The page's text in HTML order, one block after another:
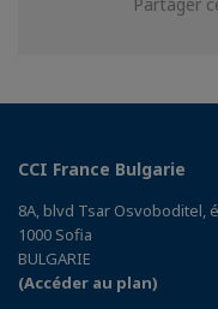
Partager
CCI France Bulgarie
8A, blvd Tsar Osvoboditel,
1000 Sofia
BULGARIE
(Accéder au plan)